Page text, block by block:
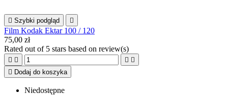
 Szybki podgląd 
Film Kodak Ektar 100 / 120
75,00 zł
Rated out of 5 stars based on review(s)
   
 Dodaj do koszyka
Niedostępne